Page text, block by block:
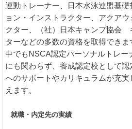
運動トレーナー、日本水泳連盟基
ョン・インストラクター、アクア
クター、（社）日本キャンプ協会
ターなどの多数の資格を取得できま
中でもNSCA認定パーソナルトレー
にも関わらず、養成認定校として
へのサポートやカリキュラムが充
えます。
就職・内定先の実績